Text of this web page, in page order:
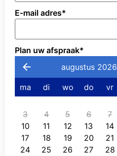
E-mail adres*
Plan uw afspraak*
augustus 2026
ma di wo do vr
3
4 5 6 7
10
11 12 13 14
17
18 19 20 21
24
25 26 27 28